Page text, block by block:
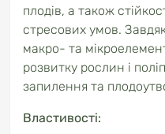
плодів, а також
стресових умов.
макро- та
розвитку рослин і
запилення та
Властивості: